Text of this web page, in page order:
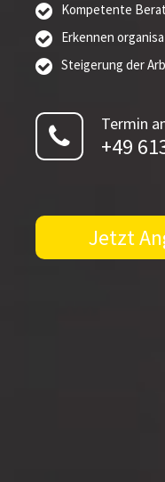
Kompetente
Erkennen
Steigerung der
Termin
+49
Jetzt